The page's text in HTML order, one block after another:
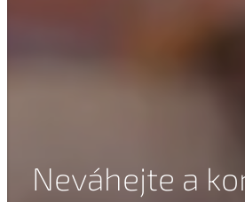
Neváhejte a